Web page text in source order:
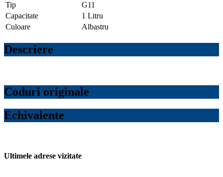
Tip
G11
Capacitate
1 Litru
Culoare
Albastru
Descriere
Coduri originale
Echivalente
Ultimele adrese vizitate